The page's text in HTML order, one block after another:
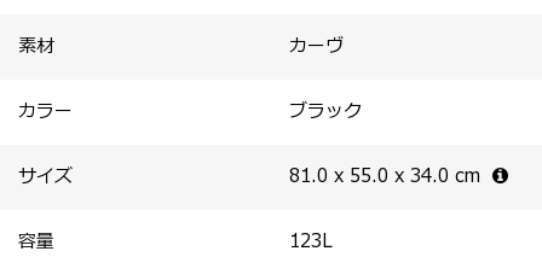
素材 カーヴ
カラー ブラック
サイズ 81.0 x 55.0 x 34.0 cm
容量 123L